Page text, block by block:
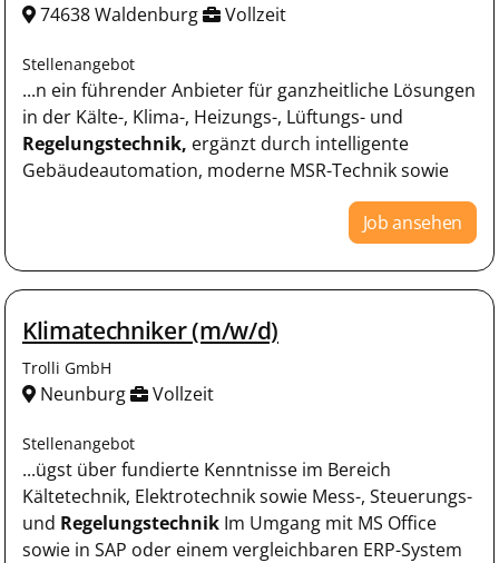
74638 Waldenburg Vollzeit
Stellenangebot
...n ein führender Anbieter für ganzheitliche Lösungen
in der Kälte-, Klima-, Heizungs-, Lüftungs- und
Regelungstechnik, ergänzt durch intelligente
Gebäudeautomation, moderne MSR-Technik sowie
Job ansehen
Klimatechniker (m/w/d)
Trolli GmbH
Neunburg Vollzeit
Stellenangebot
...ügst über fundierte Kenntnisse im Bereich
Kältetechnik, Elektrotechnik sowie Mess-, Steuerungs-
und Regelungstechnik Im Umgang mit MS Office
sowie in SAP oder einem vergleichbaren ERP-System